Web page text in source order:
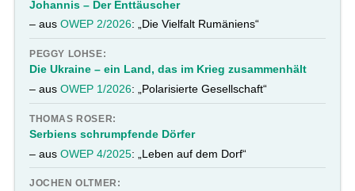
Johannis – Der Enttäuscher
– ausOWEP 2/2026: „Die Vielfalt Rumäniens“
PEGGY LOHSE:
Die Ukraine – ein Land, das im Krieg zusammenhält
– ausOWEP 1/2026: „Polarisierte Gesellschaft“
THOMAS ROSER:
Serbiens schrumpfende Dörfer
– ausOWEP 4/2025: „Leben auf dem Dorf“
JOCHEN OLTMER: